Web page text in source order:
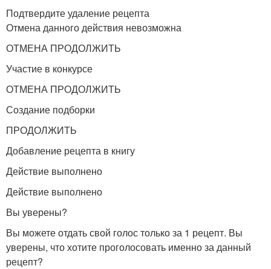
Подтвердите удаление рецепта
Отмена данного действия невозможна
ОТМЕНА ПРОДОЛЖИТЬ
Участие в конкурсе
ОТМЕНА ПРОДОЛЖИТЬ
Создание подборки
ПРОДОЛЖИТЬ
Добавление рецепта в книгу
Действие выполнено
Действие выполнено
Вы уверены?
Вы можете отдать свой голос только за 1 рецепт. Вы
уверены, что хотите проголосовать именно за данный
рецепт?